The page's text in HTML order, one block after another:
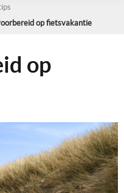
op fietsvakantie
op